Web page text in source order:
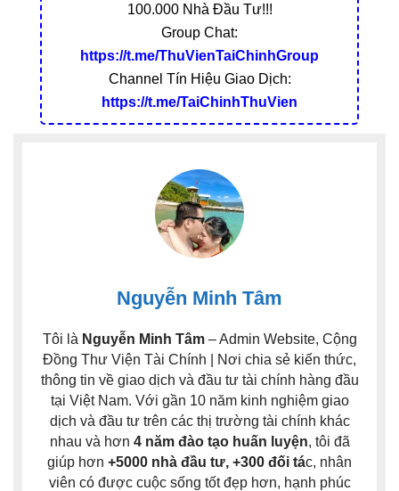
100.000 Nhà Đầu Tư!!!
Group Chat:
https://t.me/ThuVienTaiChinhGroup
Channel Tín Hiệu Giao Dịch:
https://t.me/TaiChinhThuVien
Nguyễn Minh Tâm
Tôi là Nguyễn Minh Tâm– Admin Website, Cộng
Đồng Thư Viện Tài Chính | Nơi chia sẻ kiến thức,
thông tin về giao dịch và đầu tư tài chính hàng đầu
tại Việt Nam. Với gần 10 năm kinh nghiệm giao
dịch và đầu tư trên các thị trường tài chính khác
nhau và hơn 4 năm đào tạo huấn luyện, tôi đã
giúp hơn +5000 nhà đầu tư, +300 đối tác, nhân
viên có được cuộc sống tốt đẹp hơn, hạnh phúc